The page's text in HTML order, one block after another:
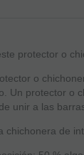
protector o
o
Un protector o
unir a las
chichonera de